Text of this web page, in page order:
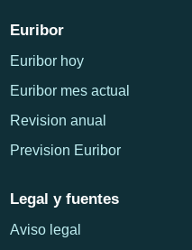
Euribor
Euribor hoy
Euribor mes actual
Revision anual
Prevision Euribor
Legal y fuentes
Aviso legal